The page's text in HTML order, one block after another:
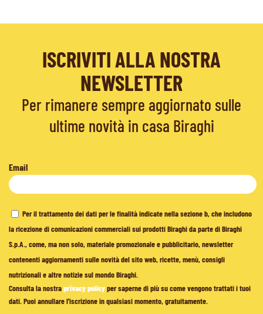
ISCRIVITI ALLA NOSTRA
NEWSLETTER
Per rimanere sempre aggiornato sulle
ultime novità in casa Biraghi
Email
Per il trattamento dei dati per le finalità indicate nella sezione b, che includono
la ricezione di comunicazioni commerciali sui prodotti Biraghi da parte di Biraghi
S.p.A., come, ma non solo, materiale promozionale e pubblicitario, newsletter
contenenti aggiornamenti sulle novità del sito web, ricette, menù, consigli
nutrizionali e altre notizie sul mondo Biraghi.
Consulta la nostraprivacy policyper saperne di più su come vengono trattati i tuoi
dati. Puoi annullare l'iscrizione in qualsiasi momento, gratuitamente.